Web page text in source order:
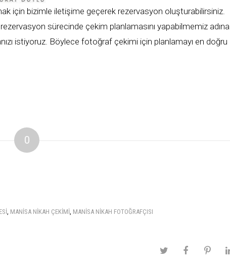
için bizimle iletişime geçerek rezervasyon oluşturabilirsiniz.
sürecinde çekim planlamasını yapabilmemiz adına
istiyoruz. Böylece fotoğraf çekimi için planlamayı en doğru
0
, MANISA NIKAH ÇEKIMI, MANISA NIKAH FOTOĞRAFÇISI